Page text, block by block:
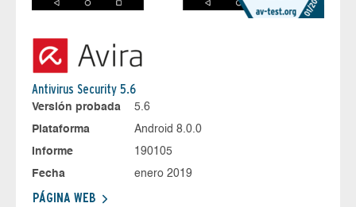
Antivirus Security 5.6
Versión probada
5.6
Plataforma
Android 8.0.0
Informe
190105
Fecha
enero 2019
PÁGINA WEB